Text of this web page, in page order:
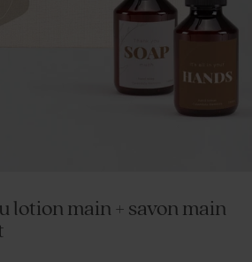
lotion main + savon main